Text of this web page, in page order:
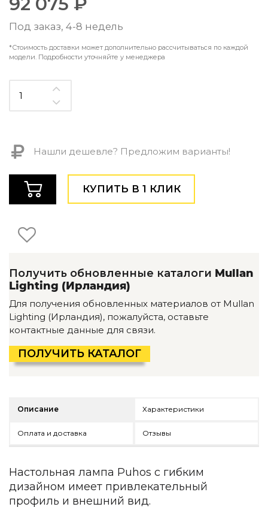
Контемпорари
Мебель
По типу
Столы и столики
Полки и стеллажи
Мебель по назначению
Мебель для HoReCa
Шкафы и гардеробные на заказ
Детская мебель
Уличная и садовая мебель
Фитнес и wellness-оборудование
Коллекции
ROOM — Modern
INTERRA — Soft Modern
ARTOPIA — Mid-Century
Подбор, производство и комплектация по вашему
Декор
Для кухни
Предметы интерьера
Зеркала
Под заказ, 4-8 недель
*Стоимость доставки может дополнительно рассчитываться по каждой
модели. Подробности уточняйте у менеджера
Нашли дешевле? Предложим варианты!
КУПИТЬ В 1 КЛИК
Получить обновленные каталоги Mullan
Lighting (Ирландия)
Для получения обновленных материалов от Mullan
Lighting (Ирландия), пожалуйста, оставьте
контактные данные для связи.
ПОЛУЧИТЬ КАТАЛОГ
Описание Характеристики
Оплата и доставка Отзывы
Настольная лампа Puhos с гибким
дизайном имеет привлекательный
профиль и внешний вид.